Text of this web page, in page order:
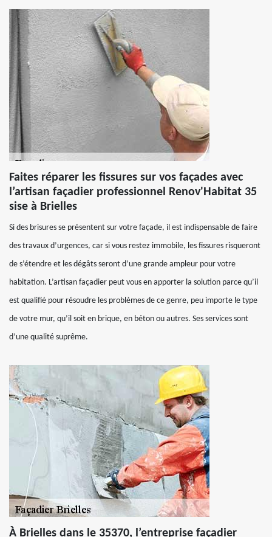
Faites réparer les fissures sur vos façades avec
l’artisan façadier professionnel Renov'Habitat 35
sise à Brielles
Si des brisures se présentent sur votre façade, il est indispensable de faire
des travaux d’urgences, car si vous restez immobile, les fissures risqueront
de s’étendre et les dégâts seront d’une grande ampleur pour votre
habitation. L’artisan façadier peut vous en apporter la solution parce qu’il
est qualifié pour résoudre les problèmes de ce genre, peu importe le type
de votre mur, qu’il soit en brique, en béton ou autres. Ses services sont
d’une qualité suprême.
À Brielles dans le 35370, l’entreprise façadier